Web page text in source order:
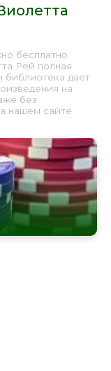
бесплатно
Рей полная
библиотека дает
на
без
нашем сайте